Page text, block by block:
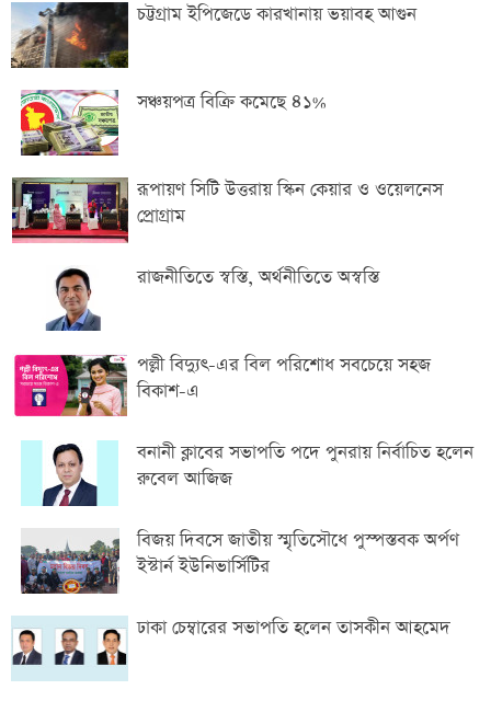
চট্টগ্রাম ইপিজেডে কারখানায় ভয়াবহ আগুন
সঞ্চয়পত্র বিক্রি কমেছে ৪১%
রূপায়ণ সিটি উত্তরায় স্কিন কেয়ার ও ওয়েলনেস
প্রোগ্রাম
রাজনীতিতে স্বস্তি, অর্থনীতিতে অস্বস্তি
পল্লী বিদ্যুৎ-এর বিল পরিশোধ সবচেয়ে সহজ
বিকাশ-এ
বনানী ক্লাবের সভাপতি পদে পুনরায় নির্বাচিত হলেন
রুবেল আজিজ
বিজয় দিবসে জাতীয় স্মৃতিসৌধে পুস্পস্তবক অর্পণ
ইস্টার্ন ইউনিভার্সিটির
ঢাকা চেম্বারের সভাপতি হলেন তাসকীন আহমেদ